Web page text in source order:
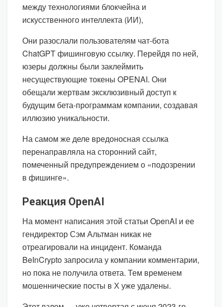
между технологиями блокчейна и
искусственного интеллекта (ИИ),
Они разослали пользователям чат-бота
ChatGPT фишинговую ссылку. Перейдя по ней,
юзеры должны были заклеймить
несуществующие токены OPENAI. Они
обещали жертвам эксклюзивный доступ к
будущим бета-программам компании, создавая
иллюзию уникальности.
На самом же деле вредоносная ссылка
перенаправляла на сторонний сайт,
помеченный предупреждением о «подозрении
в фишинге».
Реакция OpenAI
На момент написания этой статьи OpenAI и ее
гендиректор Сэм Альтман никак не
отреагировали на инцидент. Команда
BeInCrypto запросила у компании комментарии,
но пока не получила ответа. Тем временем
мошеннические посты в Х уже удалены.